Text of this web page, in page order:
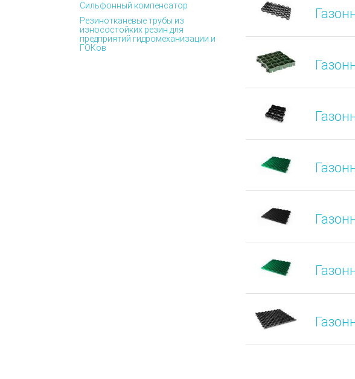
Сильфонный компенсатор
Резинотканевые трубы из
износостойких резин для
предприятий гидромеханизации и
ГОКов